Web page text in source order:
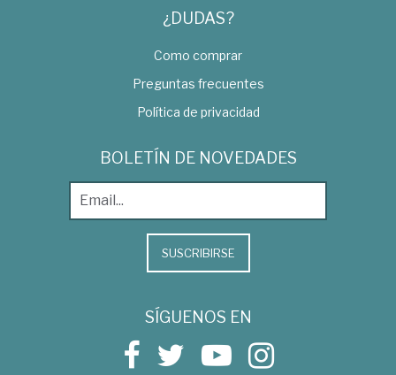
¿DUDAS?
Como comprar
Preguntas frecuentes
Política de privacidad
BOLETÍN DE NOVEDADES
SUSCRIBIRSE
SÍGUENOS EN